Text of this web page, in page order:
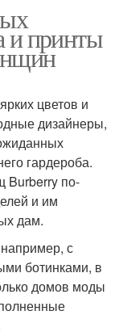
и принты
цветов и
дизайнеры,
гардероба.
Burberry по-
и им
дам.
с
ботинками, в
домов моды